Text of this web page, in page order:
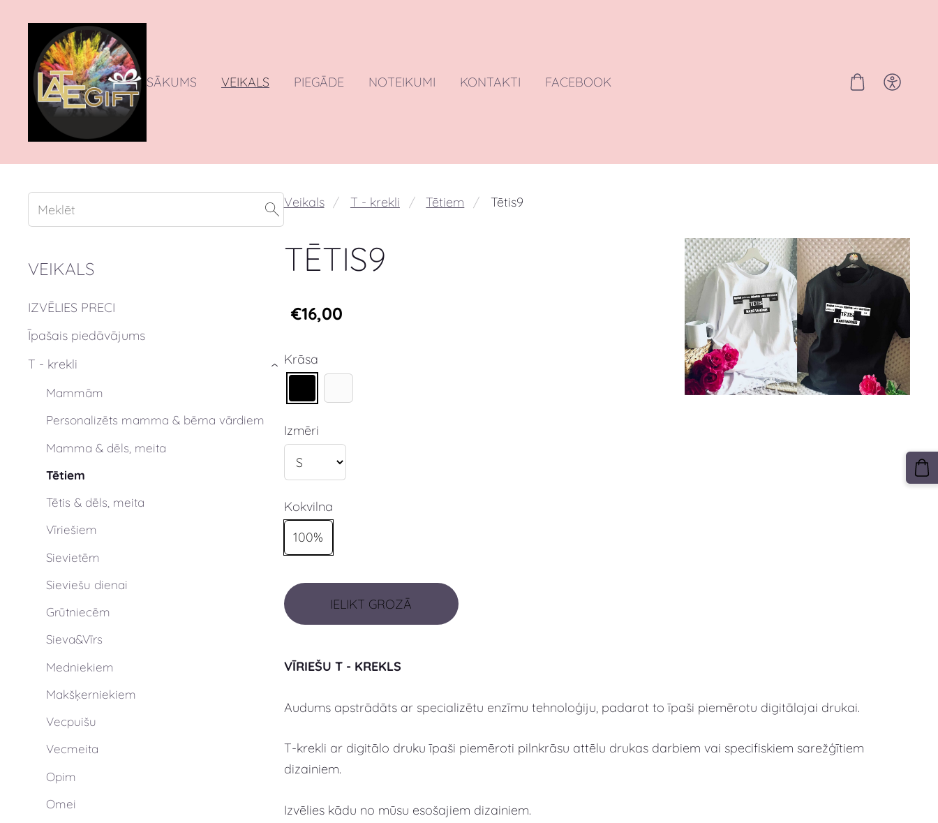
SĀKUMS VEIKALS PIEGĀDE NOTEIKUMI KONTAKTI FACEBOOK
VEIKALS
IZVĒLIES PRECI
Īpašais piedāvājums
T - krekli
Mammām
Personalizēts mamma & bērna vārdiem
Mamma & dēls, meita
Tētiem
Tētis & dēls, meita
Vīriešiem
Sievietēm
Sieviešu dienai
Grūtniecēm
Sieva&Vīrs
Medniekiem
Makšķerniekiem
Vecpuišu
Vecmeita
Opim
Omei
›
Veikals T - krekli Tētiem Tētis9
TĒTIS9
€16,00
Krāsa
Izmēri
Kokvilna
100%
IELIKT GROZĀ
VĪRIEŠU T - KREKLS
Audums apstrādāts ar specializētu enzīmu tehnoloģiju, padarot to īpaši piemērotu digitālajai drukai.
T-krekli ar digitālo druku īpaši piemēroti pilnkrāsu attēlu drukas darbiem vai specifiskiem sarežģītiem
dizainiem.
Izvēlies kādu no mūsu esošajiem dizainiem.